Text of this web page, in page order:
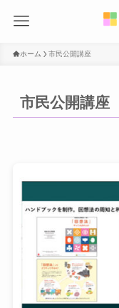
ホーム 市民公開講座
市民公開講座